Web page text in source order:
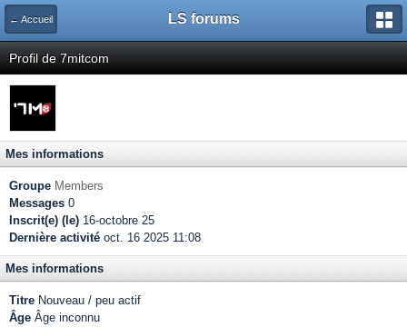
← Accueil LS forums
Profil de 7mitcom
Mes informations
Groupe Members
Messages 0
Inscrit(e) (le) 16-octobre 25
Dernière activité oct. 16 2025 11:08
Mes informations
Titre Nouveau / peu actif
Âge Âge inconnu